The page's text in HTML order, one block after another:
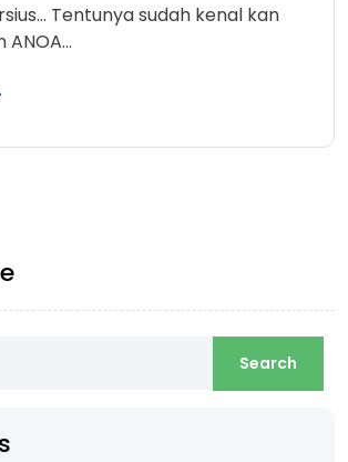
Tentunya sudah kenal kan
ANOA…